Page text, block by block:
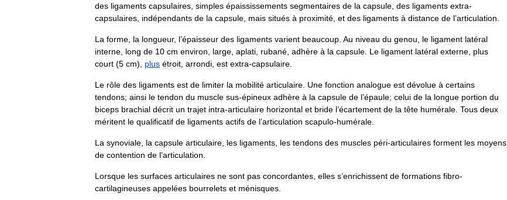
des ligaments capsulaires simples épaississements segmentaires de la capsule des ligaments extra-
capsulaires indépendants de la capsule mais situés à proximité et des ligaments à distance de l’articulation
La forme la longueur, l’épaisseur des ligaments varient beaucoup Au niveau du genou le ligament latéral
interne long de 10 cm environ large aplati rubané adhère à la capsule Le ligament latéral externe plus
court (5 cm), plus étroit arrondi est extra-capsulaire
Le rôle des ligaments est de limiter la mobilité articulaire Une fonction analogue est dévolue à certains
tendons; ainsi le tendon du muscle sus-épineux adhère à la capsule de l’épaule; celui de la longue portion du
biceps brachial décrit un trajet intra-articulaire horizontal et bride l’écartement de la tête humérale Tous deux
méritent le qualificatif de ligaments actifs de l’articulation scapulo-humérale
La synoviale la capsule articulaire les ligaments les tendons des muscles péri-articulaires forment les moyens
de contention de l’articulation
Lorsque les surfaces articulaires ne sont pas concordantes elles s’enrichissent de formations fibro-
cartilagineuses appelées bourrelets et ménisques